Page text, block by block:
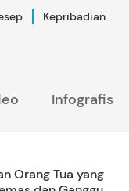
Kepribadian
Infografis
Orang Tua yang